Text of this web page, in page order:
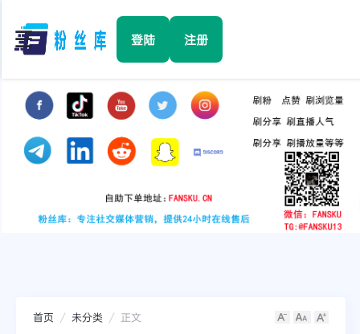
☰ 登陆 注册
Facebook
TikTok
YouTube
首页 未分类 正文